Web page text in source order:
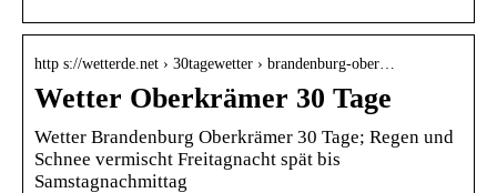
http s://wetterde.net › 30tagewetter › brandenburg-ober…
Wetter Oberkrämer 30 Tage
Wetter Brandenburg Oberkrämer 30 Tage; Regen und
Schnee vermischt Freitagnacht spät bis
Samstagnachmittag